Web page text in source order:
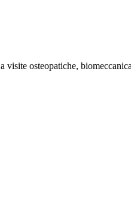
osteopatiche,